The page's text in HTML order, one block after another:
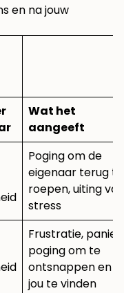
en na jouw
Wat het
aangeeft
Poging om de
eigenaar terug te
roepen, uiting van
stress
Frustratie, paniek,
poging om te
ontsnappen en
jou te vinden